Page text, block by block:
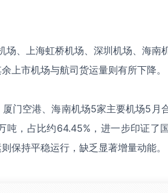
、上海虹桥机场、深圳机场、海南
上市机场与航司货运量则有所下降。
门空港、海南机场5家主要机场5月
吨，占比约64.45%，进一步印证了
保持平稳运行，缺乏显著增量动能。